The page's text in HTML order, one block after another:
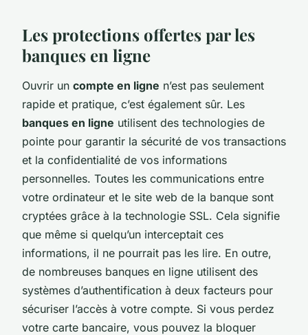
Les protections offertes par les
banques en ligne
Ouvrir un compte en ligne n’est pas seulement
rapide et pratique, c’est également sûr. Les
banques en ligne utilisent des technologies de
pointe pour garantir la sécurité de vos transactions
et la confidentialité de vos informations
personnelles. Toutes les communications entre
votre ordinateur et le site web de la banque sont
cryptées grâce à la technologie SSL. Cela signifie
que même si quelqu’un interceptait ces
informations, il ne pourrait pas les lire. En outre,
de nombreuses banques en ligne utilisent des
systèmes d’authentification à deux facteurs pour
sécuriser l’accès à votre compte. Si vous perdez
votre carte bancaire, vous pouvez la bloquer